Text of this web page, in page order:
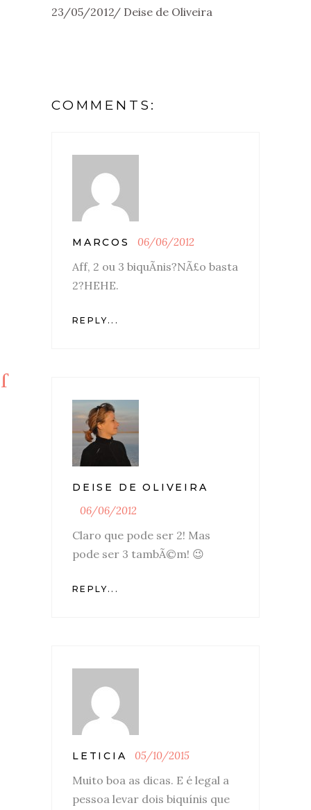
23/05/2012 Deise de Oliveira
COMMENTS:
MARCOS 06/06/2012
Aff, 2 ou 3 biquÃ­nis?NÃ£o basta
2?HEHE.
REPLY...
DEISE DE OLIVEIRA
06/06/2012
Claro que pode ser 2! Mas
pode ser 3 tambÃ©m! 😉
REPLY...
LETICIA 05/10/2015
Muito boa as dicas. E é legal a
pessoa levar dois biquínis que